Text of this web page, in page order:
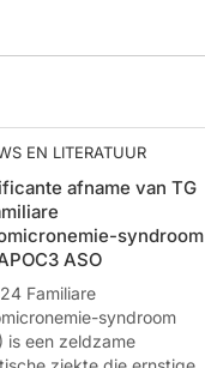
EN LITERATUUR
afname van TG
syndroom
ASO
Familiare
syndroom
is een zeldzame